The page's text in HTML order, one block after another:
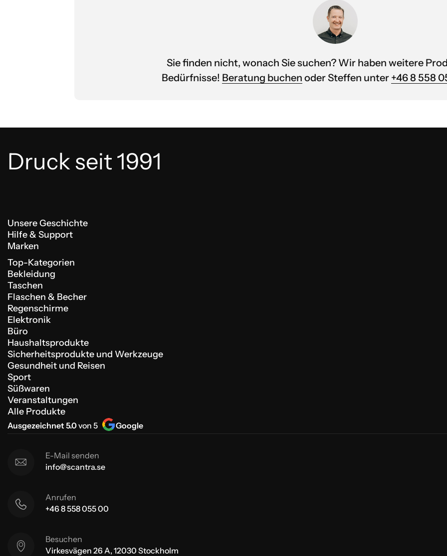
Sie finden nicht, wonach Sie suchen? Wir haben weitere
Bedürfnisse! Beratung buchen oder Steffen unter +46 8 558
Druck seit 1991
Unsere Geschichte
Hilfe & Support
Marken
Top-Kategorien
Bekleidung
Taschen
Flaschen & Becher
Regenschirme
Elektronik
Büro
Haushaltsprodukte
Sicherheitsprodukte und Werkzeuge
Gesundheit und Reisen
Sport
Süßwaren
Veranstaltungen
Alle Produkte
Ausgezeichnet 5.0von 5 Google
E-Mail senden
info@scantra.se
Anrufen
+46 8 558 055 00
Besuchen
Virkesvägen 26 A, 12030 Stockholm